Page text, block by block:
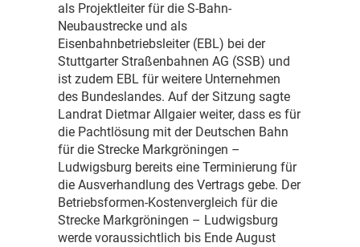
als Projektleiter für die S-Bahn-
Neubaustrecke und als
Eisenbahnbetriebsleiter (EBL) bei der
Stuttgarter Straßenbahnen AG (SSB) und
ist zudem EBL für weitere Unternehmen
des Bundeslandes. Auf der Sitzung sagte
Landrat Dietmar Allgaier weiter, dass es für
die Pachtlösung mit der Deutschen Bahn
für die Strecke Markgröningen –
Ludwigsburg bereits eine Terminierung für
die Ausverhandlung des Vertrags gebe. Der
Betriebsformen-Kostenvergleich für die
Strecke Markgröningen – Ludwigsburg
werde voraussichtlich bis Ende August